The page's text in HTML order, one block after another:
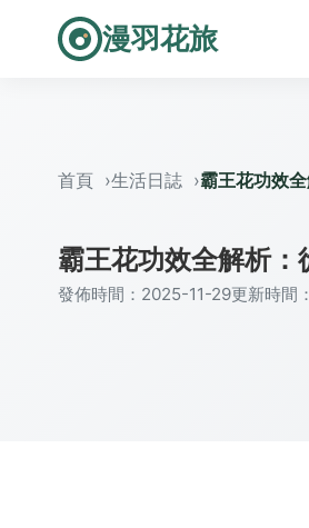
漫羽花旅
首頁 生活日誌 霸王花功效
霸王花功效全解析
發佈時間：2025-11-29更新時間